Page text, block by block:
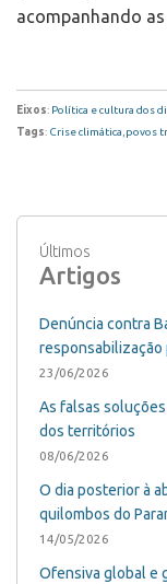
acompanhando
Eixos: Política e cultura dos
Tags: Crise climática,povos
Últimos
Artigos
Denúncia contra
responsabilização
23/06/2026
As falsas
dos territórios
08/06/2026
O dia posterior à
quilombos do
14/05/2026
Ofensiva global e